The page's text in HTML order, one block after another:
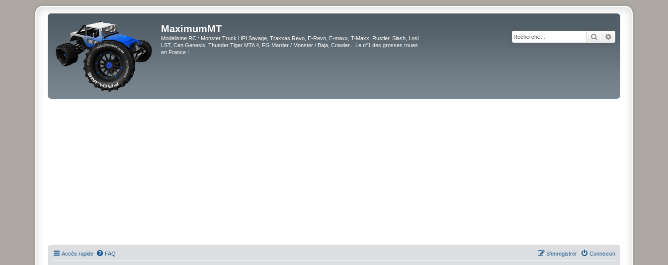
MaximumMT
Modélisme RC : Monster Truck HPI Savage, Traxxas Revo, E-Revo, E-maxx, T-Maxx, Rustler, Slash, Losi
LST, Cen Genesis, Thunder Tiger MTA 4, FG Marder / Monster / Baja, Crawler... Le n°1 des grosses roues
en France !
Rechercher
Accès rapide FAQ Connexion
S’enregistrer